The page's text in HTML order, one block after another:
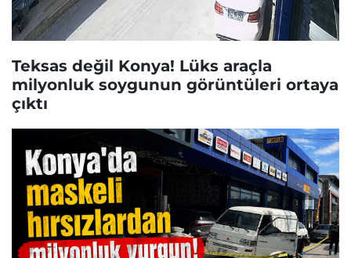
Teksas değil Konya! Lüks araçla
milyonluk soygunun görüntüleri ortaya
çıktı